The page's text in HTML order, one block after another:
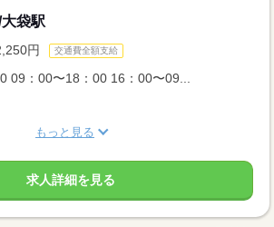
袋駅
円 交通費全額支給
09：00〜18：00 16：00〜09...
もっと見る
求人詳細を見る